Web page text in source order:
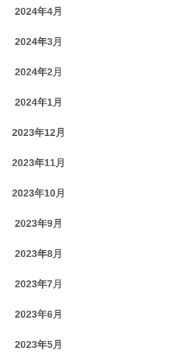
2024年4月
2024年3月
2024年2月
2024年1月
2023年12月
2023年11月
2023年10月
2023年9月
2023年8月
2023年7月
2023年6月
2023年5月